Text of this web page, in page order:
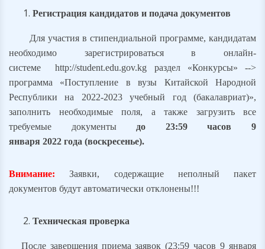
Регистрация кандидатов и подача документов
Для участия в стипендиальной программе, кандидатам
необходимо зарегистрироваться в онлайн-
системе http://student.edu.gov.kg раздел «Конкурсы» -->
программа «Поступление в вузы Китайской Народной
Республики на 2022-2023 учебный год (бакалавриат)»,
заполнить необходимые поля, а также загрузить все
требуемые документы до 23:59 часов 9
января 2022 года (воскресенье).
Внимание: Заявки, содержащие неполный пакет
документов будут автоматически отклонены!!!
Техническая проверка
После завершения приема заявок (23:59 часов 9 января